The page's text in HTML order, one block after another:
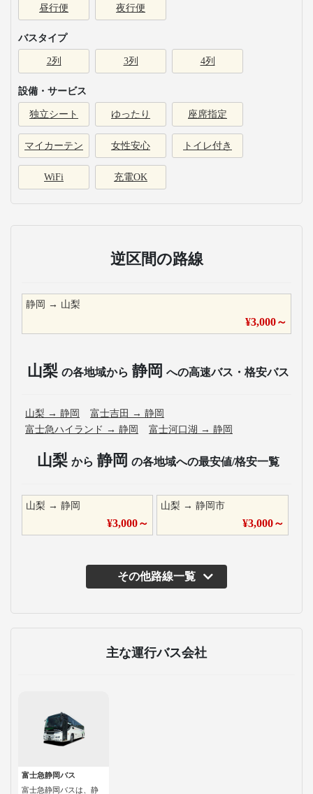
昼行便 夜行便
バスタイプ
2列 3列 4列
設備・サービス
独立シート ゆったり 座席指定
マイカーテン 女性安心 トイレ付き
WiFi 充電OK
逆区間の路線
静岡 → 山梨
¥3,000～
山梨 の各地域から 静岡 への高速バス・格安バス
山梨 → 静岡 富士吉田 → 静岡
富士急ハイランド → 静岡 富士河口湖 → 静岡
山梨 から 静岡 の各地域への最安値/格安一覧
山梨 → 静岡
¥3,000～
山梨 →静岡市
¥3,000～
その他路線一覧
主な運行バス会社
富士急静岡バス
富士急静岡バスは、静